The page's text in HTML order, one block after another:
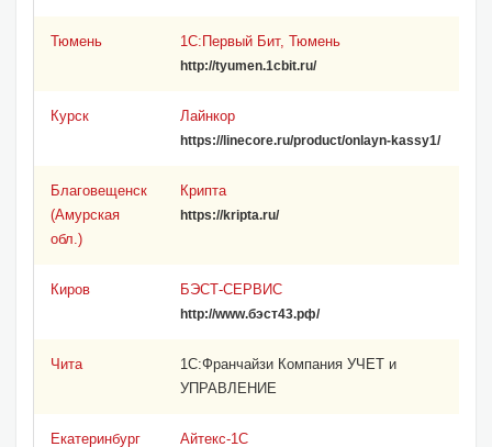
Тюмень 1С:Первый Бит, Тюмень
http://tyumen.1cbit.ru/
Курск Лайнкор
https://linecore.ru/product/onlayn-kassy1/
Благовещенск
(Амурская
обл.)
Крипта
https://kripta.ru/
Киров БЭСТ-СЕРВИС
http://www.бэст43.рф/
Чита
1С:Франчайзи Компания УЧЕТ и
УПРАВЛЕНИЕ
Екатеринбург Айтекс-1С